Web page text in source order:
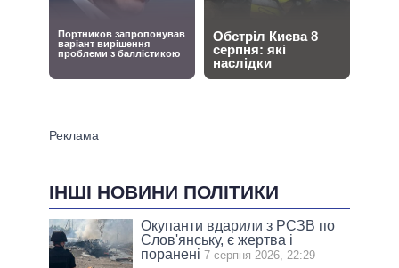
ІНШІ НОВИНИ ПОЛІТИКИ
Окупанти вдарили з РСЗВ по
Слов'янську, є жертва і
поранені 7 серпня 2026, 22:29